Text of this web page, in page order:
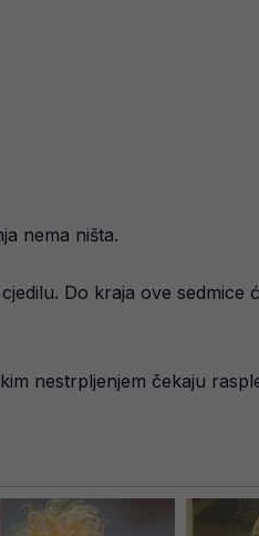
nema ništa.
Do kraja ove sedmice
nestrpljenjem čekaju